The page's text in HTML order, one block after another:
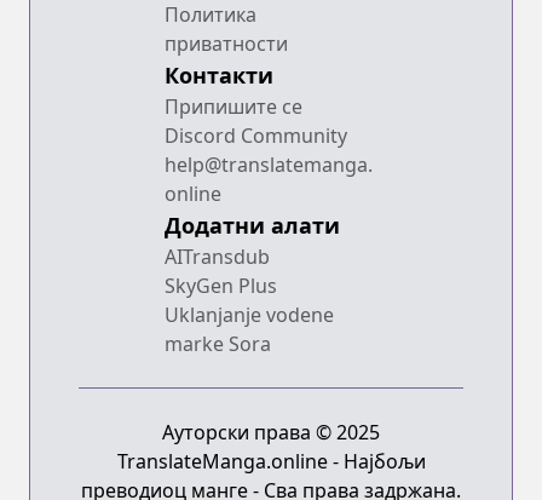
Политика
приватности
Контакти
Припишите се
Discord Community
help@translatemanga.
online
Додатни алати
AITransdub
SkyGen Plus
Uklanjanje vodene
marke Sora
Ауторски права © 2025
TranslateManga.online - Најбољи
преводиоц манге - Сва права задржана.